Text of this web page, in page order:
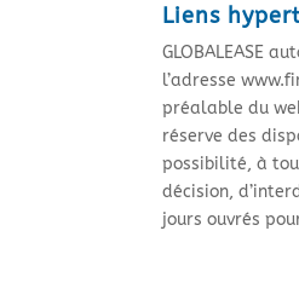
Liens
GLOBALEASE
l’adresse
préalable du
réserve des
possibilité, à
décision,
jours ouvrés